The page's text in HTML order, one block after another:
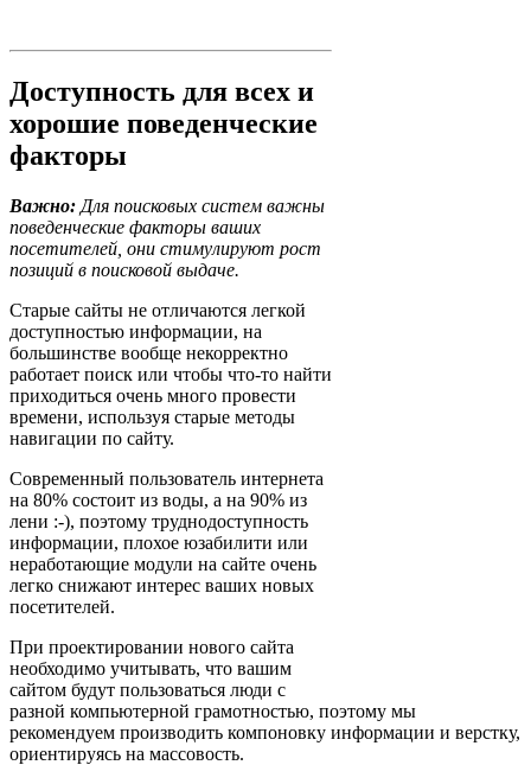
Доступность для всех и
хорошие поведенческие
факторы
Важно: Для поисковых систем важны
поведенческие факторы ваших
посетителей, они стимулируют рост
позиций в поисковой выдаче.
Старые сайты не отличаются легкой
доступностью информации, на
большинстве вообще некорректно
работает поиск или чтобы что-то найти
приходиться очень много провести
времени, используя старые методы
навигации по сайту.
Современный пользователь интернета
на 80% состоит из воды, а на 90% из
лени :-), поэтому труднодоступность
информации, плохое юзабилити или
неработающие модули на сайте очень
легко снижают интерес ваших новых
посетителей.
При проектировании нового сайта
необходимо учитывать, что вашим
сайтом будут пользоваться люди с
разной компьютерной грамотностью, поэтому мы
рекомендуем производить компоновку информации и верстку,
ориентируясь на массовость.